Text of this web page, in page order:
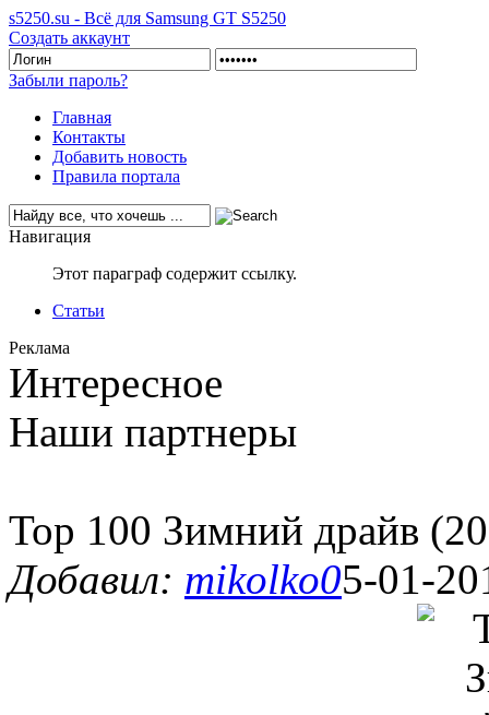
s5250.su - Всё для Samsung GT S5250
Создать аккаунт
Забыли пароль?
Главная
Контакты
Добавить новость
Правила портала
Навигация
Этот параграф содержит ссылку.
Статьи
Реклама
Интересное
Наши партнеры
Top 100 Зимний драйв
Добавил: mikolko05-01-